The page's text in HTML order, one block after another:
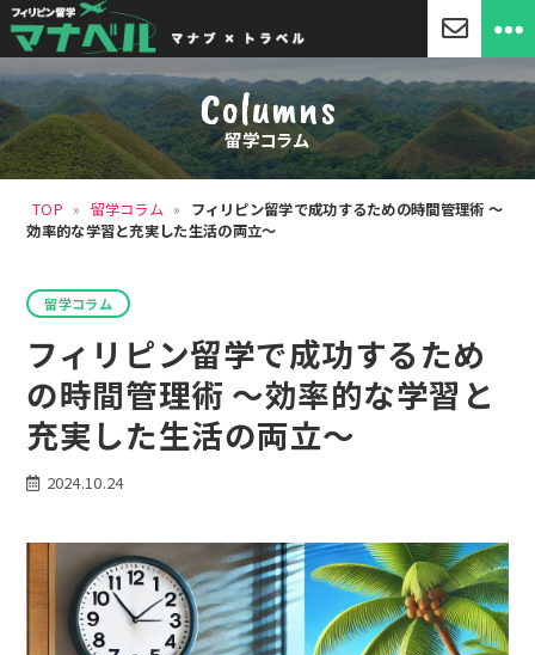
「マ
ナ
ベ
ル」
セ
ブ
学・
Columns
留学コラム
TOP » 留学コラム »
フィリピン留学で成功するための時間管理術 ～
効率的な学習と充実した生活の両立～
リ
ー
留学コラム
フィリピン留学で成功するため
の時間管理術 ～効率的な学習と
充実した生活の両立～
2024.10.24